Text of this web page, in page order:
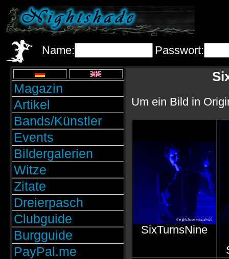
Name: Passwort:
Magazin
Artikel
Bands/Künstler
Events
Bildergalerien
Witze
Zitate
Dreierpasch
Clubguide
Burgguide
PayPal.me
Um ein Bild in
SixTurnsNine